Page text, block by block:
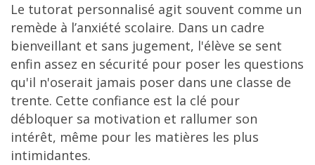
Le tutorat personnalisé agit souvent comme un
remède à l’anxiété scolaire. Dans un cadre
bienveillant et sans jugement, l'élève se sent
enfin assez en sécurité pour poser les questions
qu'il n'oserait jamais poser dans une classe de
trente. Cette confiance est la clé pour
débloquer sa motivation et rallumer son
intérêt, même pour les matières les plus
intimidantes.